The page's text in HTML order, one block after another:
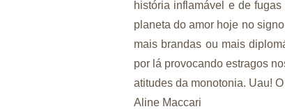
história inflamável e de
planeta do amor hoje no
mais brandas ou mais
por lá provocando estragos
atitudes da monotonia. Uau!
Aline Maccari